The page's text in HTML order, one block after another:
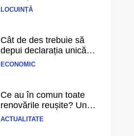
apartament de 3 camere
LOCUINȚĂ
Cât de des trebuie să
depui declarația unică
dacă ai venituri
ECONOMIC
Ce au în comun toate
renovările reușite? Un
singur detaliu pe care
ACTUALITATE